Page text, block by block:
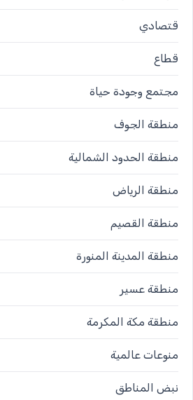
قتصادي
قطاع
مجتمع وجودة حياة
منطقة الجوف
منطقة الحدود الشمالية
منطقة الرياض
منطقة القصيم
منطقة المدينة المنورة
منطقة عسير
منطقة مكة المكرمة
منوعات عالمية
نبض المناطق